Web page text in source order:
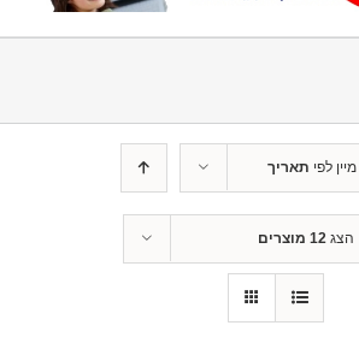
מיין לפי תאריך
הצג 12 מוצרים